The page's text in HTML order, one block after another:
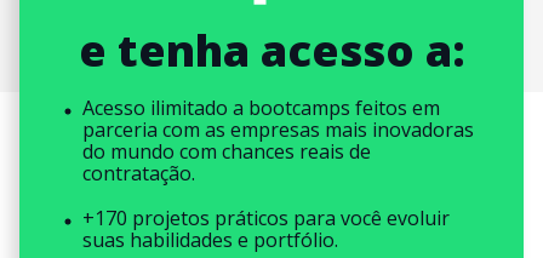
e tenha acesso a:
Acesso ilimitado a bootcamps feitos em
parceria com as empresas mais inovadoras
do mundo com chances reais de
contratação.
+170 projetos práticos para você evoluir
suas habilidades e portfólio.